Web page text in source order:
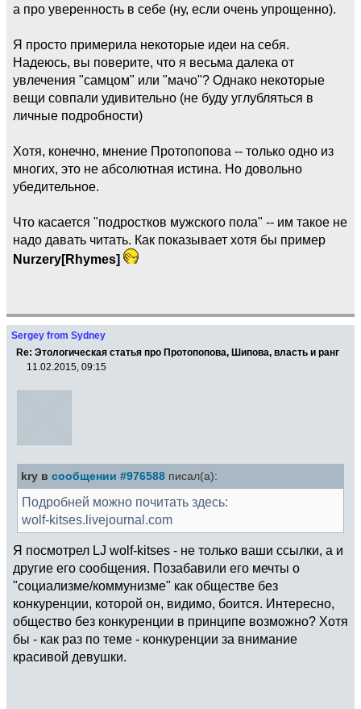
а про уверенность в себе (ну, если очень упрощенно).
Я просто примерила некоторые идеи на себя.
Надеюсь, вы поверите, что я весьма далека от
увлечения "самцом" или "мачо"? Однако некоторые
вещи совпали удивительно (не буду углубляться в
личные подробности)
Хотя, конечно, мнение Протопопова -- только одно из
многих, это не абсолютная истина. Но довольно
убедительное.
Что касается "подростков мужского пола" -- им такое не
надо давать читать. Как показывает хотя бы пример
Nurzery[Rhymes]
Sergey from Sydney
Re: Этологическая статья про Протопопова, Шипова, власть и ранг
11.02.2015, 09:15
kry в сообщении #976588 писал(а):
Подробней можно почитать здесь:
wolf-kitses.livejournal.com
Я посмотрел LJ wolf-kitses - не только ваши ссылки, а и
другие его сообщения. Позабавили его мечты о
"социализме/коммунизме" как обществе без
конкуренции, которой он, видимо, боится. Интересно,
общество без конкуренции в принципе возможно? Хотя
бы - как раз по теме - конкуренции за внимание
красивой девушки.